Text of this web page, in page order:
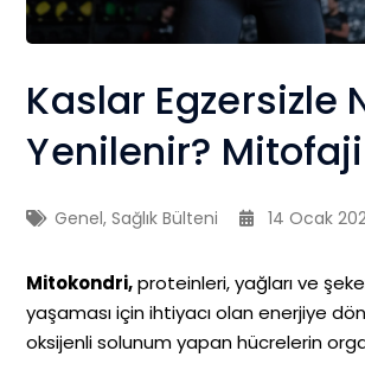
Kaslar Egzersizle
Yenilenir? Mitofaji
Genel,Sağlık Bülteni 14 Ocak
Mitokondri,proteinleri, yağları ve
yaşaması için ihtiyacı olan enerjiye
oksijenli solunum yapan hücrelerin